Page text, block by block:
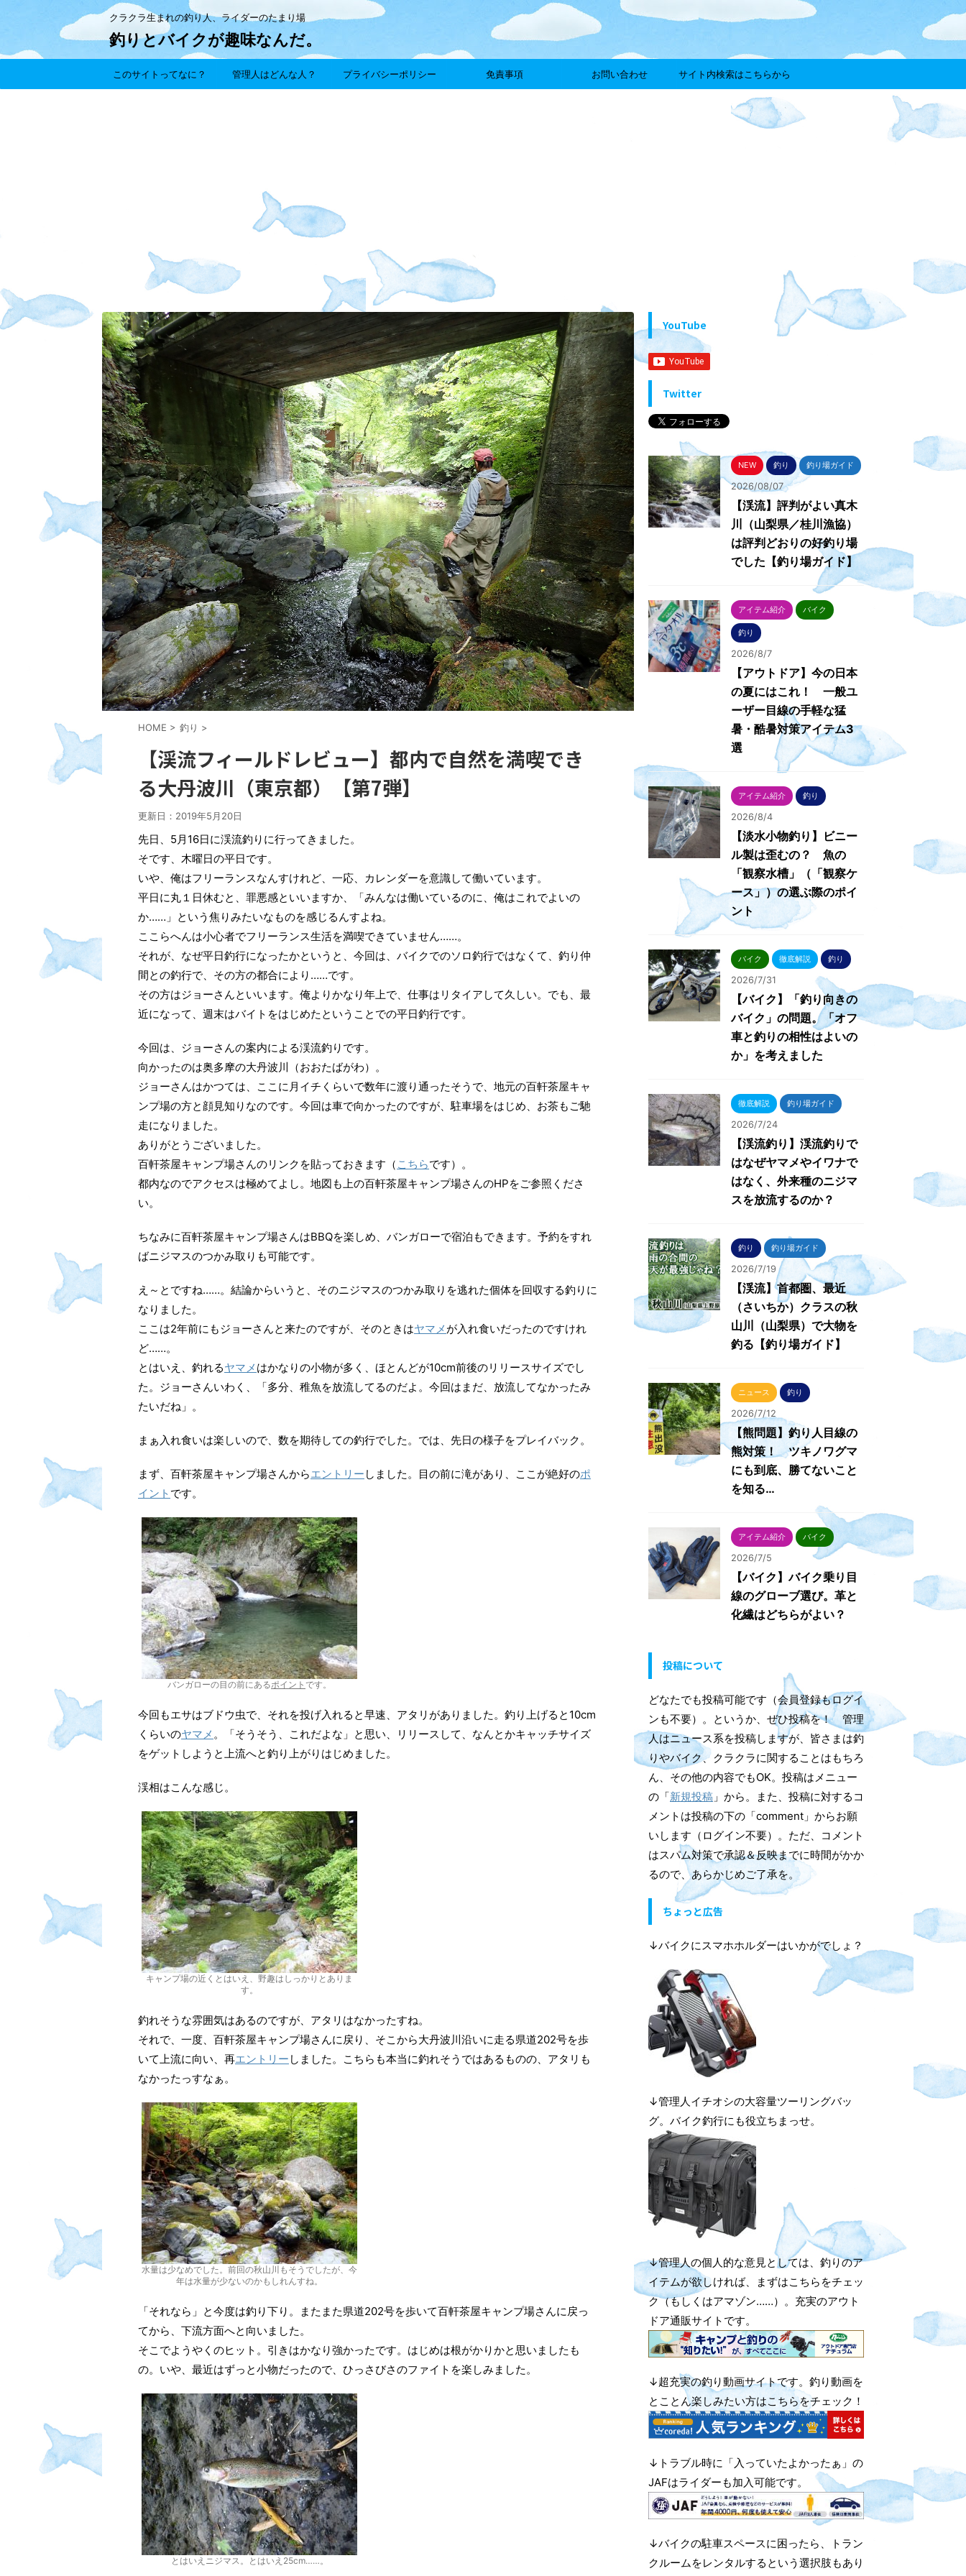
クラクラ生まれの釣り人、ライダーのたまり場
釣りとバイクが趣味なんだ。
このサイトってなに？ 管理人はどんな人？ プライバシーポリシー 免責事項 お問い合わせ サイト内検索はこちらから
HOME > 釣り >
【渓流フィールドレビュー】都内で自然を満喫でき
る大丹波川（東京都）【第7弾】
更新日： 2019年5月20日
先日、5月16日に渓流釣りに行ってきました。
そです、木曜日の平日です。
いや、俺はフリーランスなんすけれど、一応、カレンダーを意識して働いています。
平日に丸１日休むと、罪悪感といいますか、「みんなは働いているのに、俺はこれでよいの
か……」という焦りみたいなものを感じるんすよね。
ここらへんは小心者でフリーランス生活を満喫できていません……。
それが、なぜ平日釣行になったかというと、今回は、バイクでのソロ釣行ではなくて、釣り仲
間との釣行で、その方の都合により……です。
その方はジョーさんといいます。俺よりかなり年上で、仕事はリタイアして久しい。でも、最
近になって、週末はバイトをはじめたということでの平日釣行です。
今回は、ジョーさんの案内による渓流釣りです。
向かったのは奥多摩の大丹波川（おおたばがわ）。
ジョーさんはかつては、ここに月イチくらいで数年に渡り通ったそうで、地元の百軒茶屋キャ
ンプ場の方と顔見知りなのです。今回は車で向かったのですが、駐車場をはじめ、お茶もご馳
走になりました。
ありがとうございました。
百軒茶屋キャンプ場さんのリンクを貼っておきます（ こちらです）。
都内なのでアクセスは極めてよし。地図も上の百軒茶屋キャンプ場さんのHPをご参照くださ
い。
ちなみに百軒茶屋キャンプ場さんはBBQを楽しめ、バンガローで宿泊もできます。予約をすれ
ばニジマスのつかみ取りも可能です。
え～とですね……。結論からいうと、そのニジマスのつかみ取りを逃れた個体を回収する釣りに
なりました。
ここは2年前にもジョーさんと来たのですが、そのときはヤマメ が入れ食いだったのですけれ
ど……。
とはいえ、釣れるヤマメ はかなりの小物が多く、ほとんどが10cm前後のリリースサイズでし
た。ジョーさんいわく、「多分、稚魚を放流してるのだよ。今回はまだ、放流してなかったみ
たいだね」。
まぁ入れ食いは楽しいので、数を期待しての釣行でした。では、先日の様子をプレイバック。
まず、百軒茶屋キャンプ場さんからエントリー しました。目の前に滝があり、ここが絶好のポ
イント です。
バンガローの目の前にあるポイント です。
今回もエサはブドウ虫で、それを投げ入れると早速、アタリがありました。釣り上げると10cm
くらいのヤマメ 。「そうそう、これだよな」と思い、リリースして、なんとかキャッチサイズ
をゲットしようと上流へと釣り上がりはじめました。
渓相はこんな感じ。
キャンプ場の近くとはいえ、野趣はしっかりとありま
す。
釣れそうな雰囲気はあるのですが、アタリはなかったすね。
それで、一度、百軒茶屋キャンプ場さんに戻り、そこから大丹波川沿いに走る県道202号を歩
いて上流に向い、再エントリー しました。こちらも本当に釣れそうではあるものの、アタリも
なかったっすなぁ。
水量は少なめでした。前回の秋山川もそうでしたが、今
年は水量が少ないのかもしれんすね。
「それなら」と今度は釣り下り。またまた県道202号を歩いて百軒茶屋キャンプ場さんに戻っ
てから、下流方面へと向いました。
そこでようやくのヒット。引きはかなり強かったです。はじめは根がかりかと思いましたも
の。いや、最近はずっと小物だったので、ひっさびさのファイトを楽しみました。
とはいえニジマス。とはいえ25cm……。
YouTube
Twitter
NEW 釣り 釣り場ガイド
2026/08/07
【渓流】評判がよい真木
川（山梨県／桂川漁協）
は評判どおりの好釣り場
でした【釣り場ガイド】
アイテム紹介 バイク
釣り
2026/8/7
【アウトドア】今の日本
の夏にはこれ！ 一般ユ
ーザー目線の手軽な猛
暑・酷暑対策アイテム3
選
アイテム紹介 釣り
2026/8/4
【淡水小物釣り】ビニー
ル製は歪むの？ 魚の
「観察水槽」（「観察ケ
ース」）の選ぶ際のポイ
ント
バイク 徹底解説 釣り
2026/7/31
【バイク】「釣り向きの
バイク」の問題。「オフ
車と釣りの相性はよいの
か」を考えました
徹底解説 釣り場ガイド
2026/7/24
【渓流釣り】渓流釣りで
はなぜヤマメやイワナで
はなく、外来種のニジマ
スを放流するのか？
釣り 釣り場ガイド
2026/7/19
【渓流】首都圏、最近
（さいちか）クラスの秋
山川（山梨県）で大物を
釣る【釣り場ガイド】
ニュース 釣り
2026/7/12
【熊問題】釣り人目線の
熊対策！ ツキノワグマ
にも到底、勝てないこと
を知る…
アイテム紹介 バイク
2026/7/5
【バイク】バイク乗り目
線のグローブ選び。革と
化繊はどちらがよい？
投稿について
どなたでも投稿可能です（会員登録もログイ
ンも不要）。というか、ぜひ投稿を！ 管理
人はニュース系を投稿しますが、皆さまは釣
りやバイク、クラクラに関することはもちろ
ん、その他の内容でもOK。投稿はメニュー
の「新規投稿 」から。また、投稿に対するコ
メントは投稿の下の「comment」からお願
いします（ログイン不要）。ただ、コメント
はスパム対策で承認＆反映までに時間がかか
るので、あらかじめご了承を。
ちょっと広告
↓バイクにスマホホルダーはいかがでしょ？
↓管理人イチオシの大容量ツーリングバッ
グ。バイク釣行にも役立ちまっせ。
↓管理人の個人的な意見としては、釣りのア
イテムが欲しければ、まずはこちらをチェッ
ク（もしくはアマゾン……）。充実のアウト
ドア通販サイトです。
↓超充実の釣り動画サイトです。釣り動画を
とことん楽しみたい方はこちらをチェック！
↓トラブル時に「入っていたよかったぁ」の
JAFはライダーも加入可能です。
↓バイクの駐車スペースに困ったら、トラン
クルームをレンタルするという選択肢もあり